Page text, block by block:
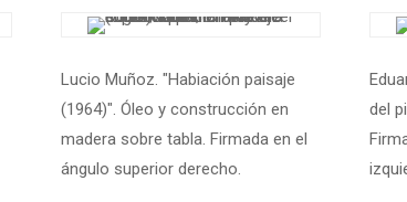
Lucio Muñoz. "Habiación paisaje
(1964)". Óleo y construcción en
madera sobre tabla. Firmada en el
ángulo superior derecho.
del